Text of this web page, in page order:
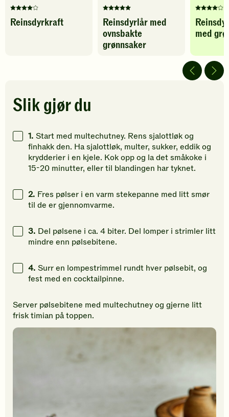
Denne
oppskriften
Klikk
for
gi
din
vurdering.
Reinsdyrkraft
Denne
oppskriften
har
fått
din
vurdering.
Reinsdyrlår med
ovnsbakte
grønnsaker
Denne
har
4
av
5
med
Slik gjør du
1. Start med multechutney. Rens sjalottløk og
finhakk den. Ha sjalottløk, multer, sukker, eddik og
krydderier i en kjele. Kok opp og la det småkoke i
15-20 minutter, eller til blandingen har tyknet.
2. Fres pølser i en varm stekepanne med litt smør
til de er gjennomvarme.
3. Del pølsene i ca. 4 biter. Del lomper i strimler litt
mindre enn pølsebitene.
4. Surr en lompestrimmel rundt hver pølsebit, og
fest med en cocktailpinne.
Server pølsebitene med multechutney og gjerne litt
frisk timian på toppen.